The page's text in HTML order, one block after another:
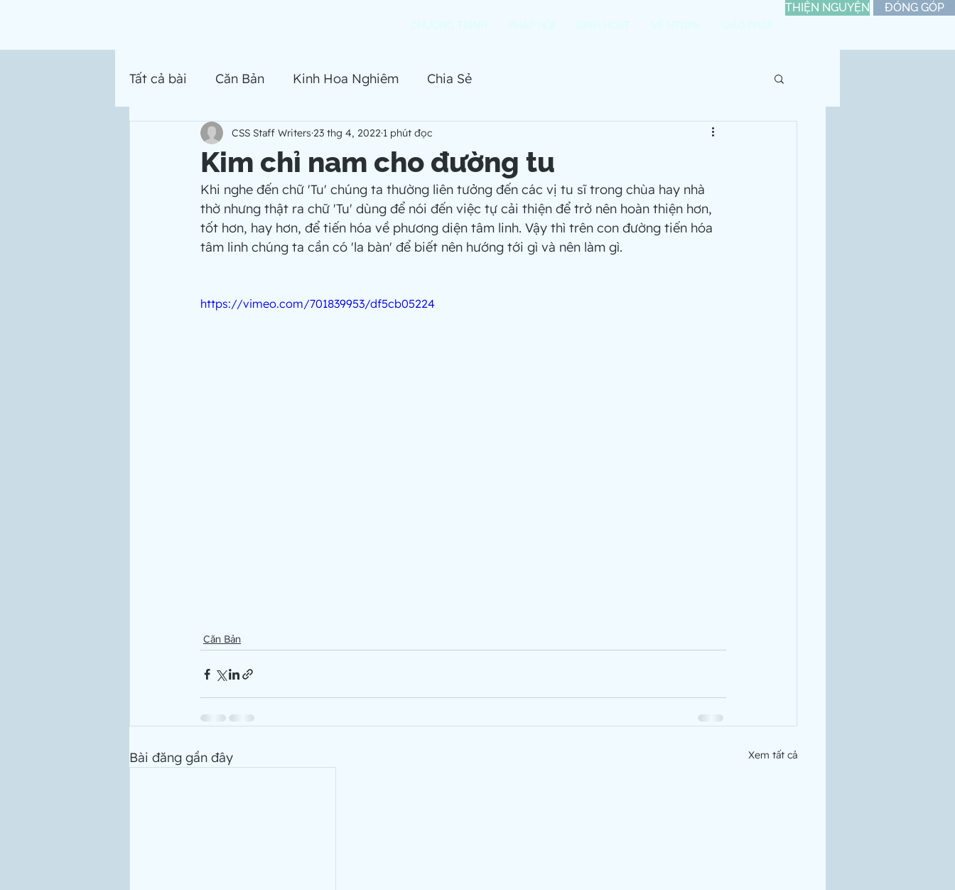
ĐÓNG GÓP
THIỆN NGUYỆN
Tất cả bài Căn Bản Kinh Hoa Nghiêm Chia Sẻ
Kim chỉ nam cho đường tu
CSS Staff Writers 23 thg 4, 2022 1 phút đọc
Khi nghe đến chữ 'Tu' chúng ta thường liên tưởng đến các vị tu sĩ trong chùa hay nhà
thờ nhưng thật ra chữ 'Tu' dùng để nói đến việc tự cải thiện để trở nên hoàn thiện hơn,
tốt hơn, hay hơn, để tiến hóa về phương diện tâm linh. Vậy thì trên con đường tiến hóa
tâm linh chúng ta cần có 'la bàn' để biết nên hướng tới gì và nên làm gì.
https://vimeo.com/701839953/df5cb05224
Căn Bản
Bài đăng gần đây Xem tất cả